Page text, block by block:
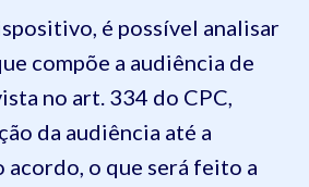
é possível analisar
compõe a audiência de
no art. 334 do CPC,
da audiência até a
acordo, o que será feito a